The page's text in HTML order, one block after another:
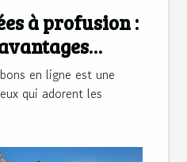
à profusion :
en gros de
?
en ligne est une
qui adorent les